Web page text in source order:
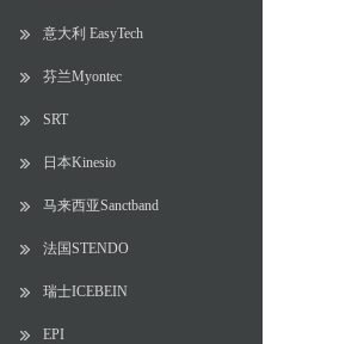
意大利 EasyTech
芬兰Myontec
SRT
日本Kinesio
马来西亚Sanctband
法国STENDO
瑞士ICEBEIN
EPI